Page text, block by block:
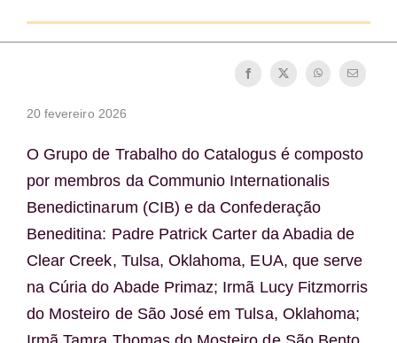
20 fevereiro 2026
O Grupo de Trabalho do Catalogus é composto
por membros da Communio Internationalis
Benedictinarum (CIB) e da Confederação
Beneditina: Padre Patrick Carter da Abadia de
Clear Creek, Tulsa, Oklahoma, EUA, que serve
na Cúria do Abade Primaz; Irmã Lucy Fitzmorris
do Mosteiro de São José em Tulsa, Oklahoma;